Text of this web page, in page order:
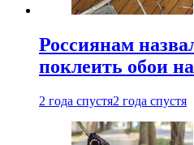
Россиянам
поклеить обои
2 года спустя2 года спустя